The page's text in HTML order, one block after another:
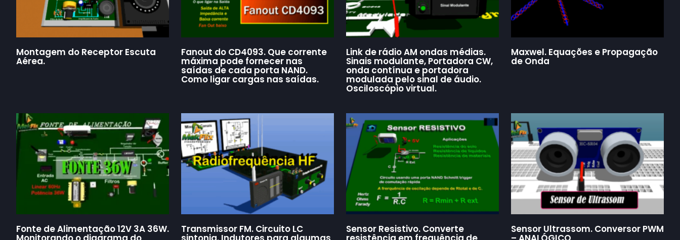
Montagem do Receptor Escuta
Aérea.
Fanout do CD4093. Que corrente
máxima pode fornecer nas
saídas de cada porta NAND.
Como ligar cargas nas saídas.
Link de rádio AM ondas médias.
Sinais modulante, Portadora CW,
onda contínua e portadora
modulada pelo sinal de áudio.
Osciloscópio virtual.
Maxwel. Equações e Propagação
de Onda
Fonte de Alimentação 12V 3A 36W. Transmissor FM. Circuito LC Sensor Resistivo. Converte Sensor Ultrassom. Conversor PWM